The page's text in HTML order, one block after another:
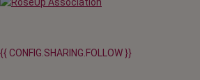
{{ CONFIG.SHARING.FOLLOW }}